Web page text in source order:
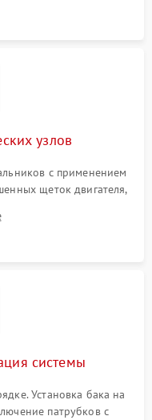
узлов
с применением
щеток двигателя,
манжеты.
системы
Установка бака на
патрубков с